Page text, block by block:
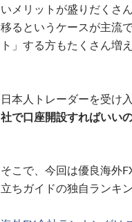
いメリットが盛りだくさ
移るというケースが主流
ト」する方もたくさん増
日本人トレーダーを受け
社で口座開設すればいい
そこで、今回は優良海外
立ちガイドの独自ランキ